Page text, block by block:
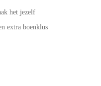
het jezelf
extra boenklus